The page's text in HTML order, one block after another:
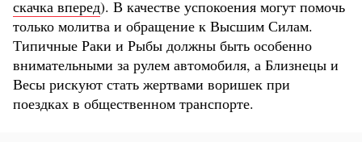
скачка вперед). В качестве успокоения могут помочь
только молитва и обращение к Высшим Силам.
Типичные Раки и Рыбы должны быть особенно
внимательными за рулем автомобиля, а Близнецы и
Весы рискуют стать жертвами воришек при
поездках в общественном транспорте.